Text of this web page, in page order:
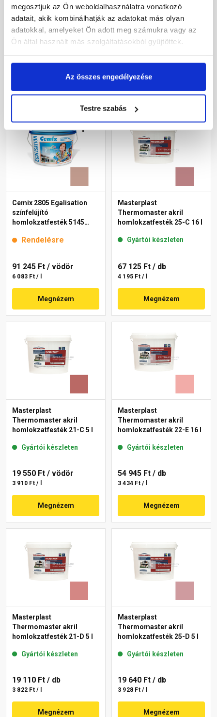
megosztjuk az Ön weboldalhasználatra vonatkozó
adatait, akik kombinálhatják az adatokat más olyan
adatokkal, amelyeket Ön adott meg számukra vagy az
Ön által használt más szolgáltatásokból gyűjtöttek.
Az összes engedélyezése
Testre szabás
diszperziós
homlokzatfesték 5135
rusty 15 l
Rendelésre
Megnézem
diszperziós
homlokzatfesték 5137
Rendelésre
Megnézem
Cemix 2805 Egalisation
színfelújító
homlokzatfesték 5145
Rendelésre
91 245 Ft / vödör
6 083 Ft / l
Megnézem
Masterplast
Thermomaster akril
homlokzatfesték 25-C 16 l
Gyártói készleten
67 125 Ft / db
4 195 Ft / l
Megnézem
Masterplast
Thermomaster akril
homlokzatfesték 21-C 5 l
Gyártói készleten
19 550 Ft / vödör
3 910 Ft / l
Megnézem
Masterplast
Thermomaster akril
homlokzatfesték 22-E 16 l
Gyártói készleten
54 945 Ft / db
3 434 Ft / l
Megnézem
Masterplast
Thermomaster akril
homlokzatfesték 21-D 5 l
Gyártói készleten
19 110 Ft / db
3 822 Ft / l
Megnézem
Masterplast
Thermomaster akril
homlokzatfesték 25-D 5 l
Gyártói készleten
19 640 Ft / db
3 928 Ft / l
Megnézem